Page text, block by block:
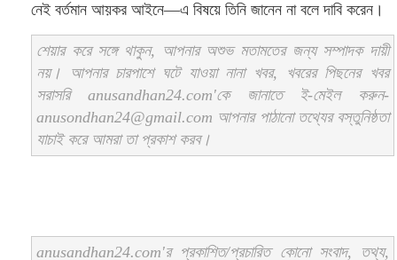
নেই বর্তমান আয়কর আইনে—এ বিষয়ে তিনি জানেন না বলে দাবি করেন।
শেয়ার করে সঙ্গে থাকুন, আপনার অশুভ মতামতের জন্য সম্পাদক দায়ী
নয়। আপনার চারপাশে ঘটে যাওয়া নানা খবর, খবরের পিছনের খবর
সরাসরি anusandhan24.com'কে জানাতে ই-মেইল করুন-
anusondhan24@gmail.com আপনার পাঠানো তথ্যের বস্তুনিষ্ঠতা
যাচাই করে আমরা তা প্রকাশ করব।
anusandhan24.com'র প্রকাশিত/প্রচারিত কোনো সংবাদ, তথ্য,